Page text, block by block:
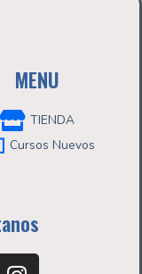
MENU
TIENDA
Cursos Nuevos
I